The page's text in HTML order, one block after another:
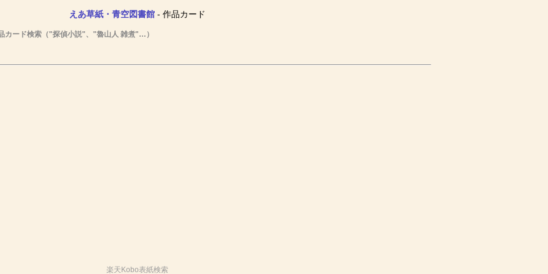
えあ草紙・青空図書館- 作品カード
カード検索（"探偵小説"、"魯山人 雑煮"…）
楽天Kobo表紙検索